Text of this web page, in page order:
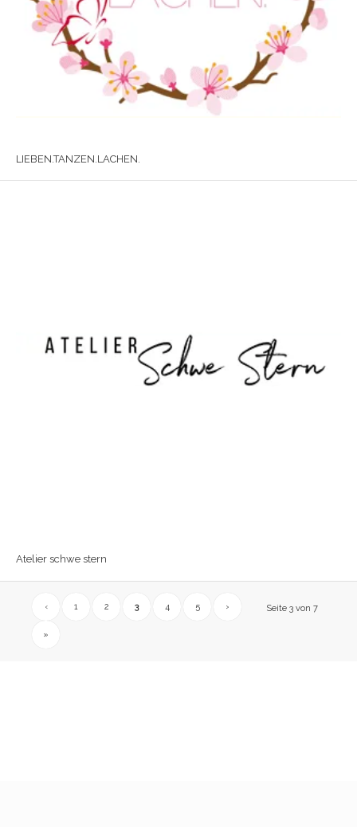
LIEBEN.TANZEN.LACHEN.
Atelier schwe stern
Seite 3 von 7
‹ 1 2 3 4 5 ›
»